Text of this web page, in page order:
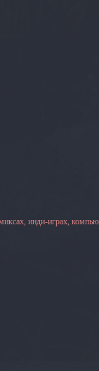
инди-играх,